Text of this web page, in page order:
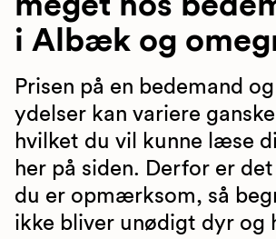
i Albæk og
Prisen på en bedemand
ydelser kan variere
hvilket du vil kunne læse
her på siden. Derfor er
du er opmærksom, så
ikke bliver unødigt dyr og